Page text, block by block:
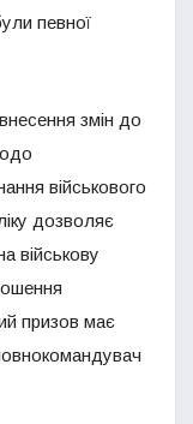
певної
змін до
військового
дозволяє
військову
призов має